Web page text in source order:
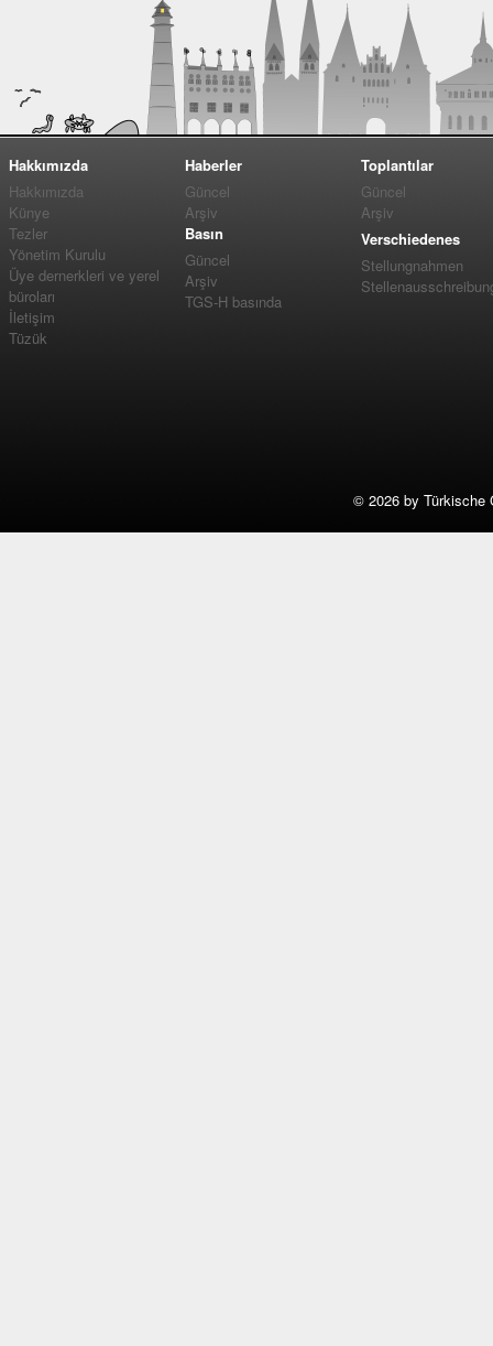
Hakkımızda
Hakkımızda
Künye
Tezler
Yönetim Kurulu
Üye dernerkleri ve yerel
büroları
İletişim
Tüzük
Haberler
Güncel
Arşiv
Basın
Güncel
Arşiv
TGS-H basında
Toplantılar
Güncel
Arşiv
Verschiedenes
Stellungnahmen
© 2026 by Türkische